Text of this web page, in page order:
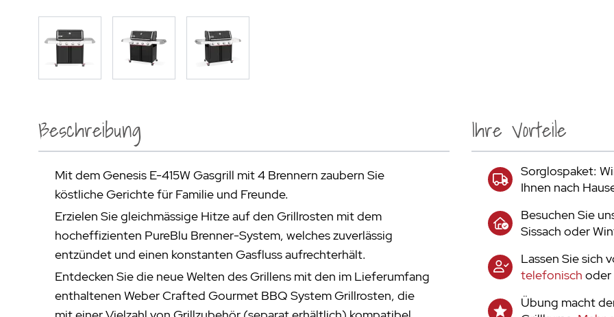
Beschreibung
Mit dem Genesis E-415W Gasgrill mit 4 Brennern zaubern Sie
köstliche Gerichte für Familie und Freunde.
Erzielen Sie gleichmässige Hitze auf den Grillrosten mit dem
hocheffizienten PureBlu Brenner-System, welches zuverlässig
entzündet und einen konstanten Gasfluss aufrechterhält.
Entdecken Sie die neue Welten des Grillens mit den im Lieferumfang
enthaltenen Weber Crafted Gourmet BBQ System Grillrosten, die
Ihre Vorteile
Sorglospaket:
Ihnen nach
Besuchen Sie
Sissach oder
Lassen Sie sich
telefonisch oder
Übung macht